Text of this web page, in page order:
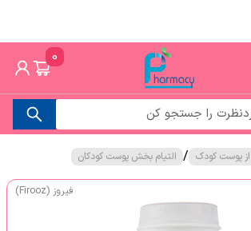
0
پوست کودک / التیام بخش پوست کودکان
فیروز (Firooz)